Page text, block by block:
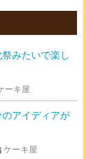
みたいで楽し
ーキ屋
アイディアが
ケーキ屋